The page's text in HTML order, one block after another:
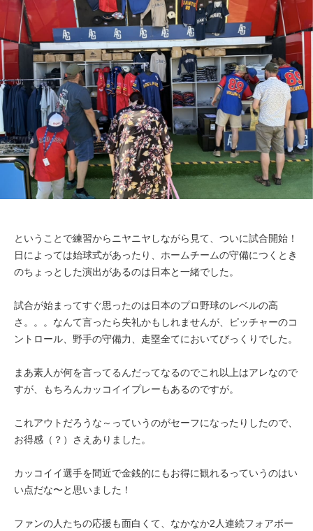
ということで練習からニヤニヤしながら見て、ついに試合開始！
日によっては始球式があったり、ホームチームの守備につくとき
のちょっとした演出があるのは日本と一緒でした。
試合が始まってすぐ思ったのは日本のプロ野球のレベルの高
さ。。。なんて言ったら失礼かもしれませんが、ピッチャーのコ
ントロール、野手の守備力、走塁全てにおいてびっくりでした。
まあ素人が何を言ってるんだってなるのでこれ以上はアレなので
すが、もちろんカッコイイプレーもあるのですが。
これアウトだろうな～っていうのがセーフになったりしたので、
お得感（？）さえありました。
カッコイイ選手を間近で金銭的にもお得に観れるっていうのはい
い点だな〜と思いました！
ファンの人たちの応援も面白くて、なかなか2人連続フォアボー